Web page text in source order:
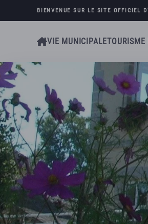
Skip to main content
BIENVENUE SUR LE SITE OFFICIEL
VIE MUNICIPALE